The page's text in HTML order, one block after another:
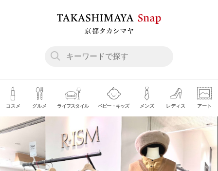
コスメ グルメ ライフスタイル ベビー・キッズ メンズ レディス アート